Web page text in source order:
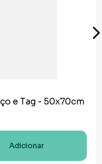
e Tag - 50x70cm
Adicionar